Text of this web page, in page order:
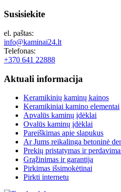
Susisiekite
el. paštas:
info@kaminai24.lt
Telefonas:
+370 641 22888
Aktuali informacija
Keramikinių kaminų kainos
Keramikiniai kamino elementai
Apvalūs kaminų įdėklai
Ovalūs kaminų įdėklai
Pareiškimas apie slapukus
Ar Jums reikalinga betoninė
Prekių pristatymas ir
Grąžinimas ir garantija
Pirkimas išsimokėtinai
Pirkti internetu